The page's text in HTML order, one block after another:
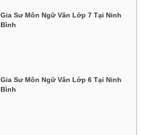
Gia Sư Môn Ngữ Văn Lớp 7 Tại Ninh
Bình
Gia Sư Môn Ngữ Văn Lớp 6 Tại Ninh
Bình